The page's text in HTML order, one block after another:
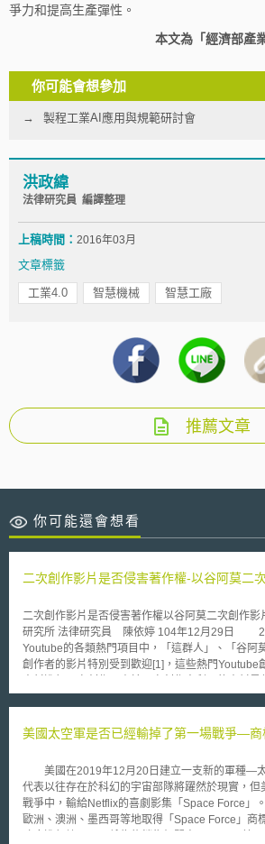
爭力和提高生產彈性。
本文為「經濟部產
你可能會想參加
製程工業AI應用與規範研討會
洪政緯
法律研究員 編譯整理
上稿時間： 2016年03月
文章標籤
工業4.0 智慧機械 智慧工廠
推薦文章
你可能還會想看
二次創作影片是否侵害著作權-以谷阿莫二
二次創作影片是否侵害著作權以谷阿莫二次創作影片為例 資策會
研究所 法律研究員 陳依婷 104年12月29日 2015年Google公布台灣
Youtube的各類熱門項目中，「這群人」、「谷阿
創作者的影片特別受到歡迎[1]，這些熱門Youtube
如果沒有獲得素材著作權利人同意而逕自進行修
台其中有許多影片是利用現有的音樂、短片來改編
作者的創意發展空間，與創造出「更棒的社群」[2]。 由此可知，
影音平台的創意內容，以利用他人著作進行二次
多人收看的效果，Youtube為了要讓這些二次創作
針對合理使用他人著作而進行二次創作的創作者，
關訴訟費用的方式[3]，避免二次創作者因為原著作
美國太空軍是否已經輸掉了第一場戰爭—商
美國在2019年12月20日建立一支新的軍種—
代表以往存在於科幻的宇宙部隊將躍然於現實，
戰爭中，輸給Netflix的喜劇影集「Space Force」
歐洲、澳洲、墨西哥等地取得「Space Force」商